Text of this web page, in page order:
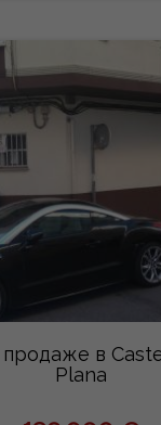
продаже в
Plana